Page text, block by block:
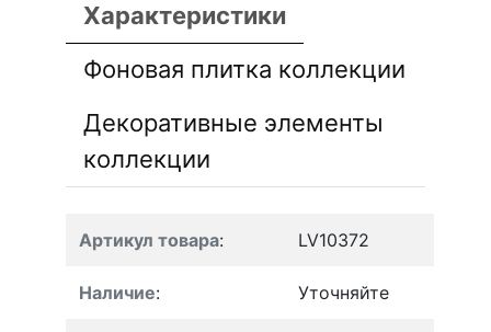
Характеристики
Фоновая плитка коллекции
Декоративные элементы
коллекции
Артикул товара: LV10372
Наличие: Уточняйте